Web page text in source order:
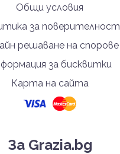
Общи условия
за поверителност
решаване на спорове
за бисквитки
Карта на сайта
За Grazia.bg